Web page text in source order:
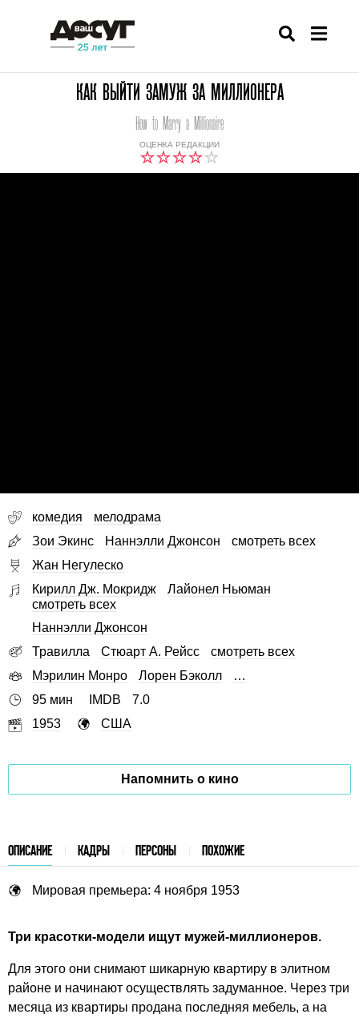
КАК ВЫЙТИ ЗАМУЖ ЗА МИЛЛИОНЕРА
ОЦЕНКА РЕДАКЦИИ
How to Marry a Millionaire
комедия
мелодрама
Зои Экинс
Наннэлли Джонсон
смотреть всех
Жан Негулеско
Кирилл Дж. Мокридж
Лайонел Ньюман
смотреть всех
Наннэлли Джонсон
Травилла
Стюарт А. Рейсс
смотреть всех
Мэрилин Монро
Лорен Бэколл
…
95 мин
IMDB
7.0
1953
США
Напомнить о кино
ОПИСАНИЕ КАДРЫ ПЕРСОНЫ ПОХОЖИЕ
Мировая премьера: 4 ноября 1953
Три красотки-модели ищут мужей-миллионеров.
Для этого они снимают шикарную квартиру в элитном
районе и начинают осуществлять задуманное. Через три
месяца из квартиры продана последняя мебель, а на